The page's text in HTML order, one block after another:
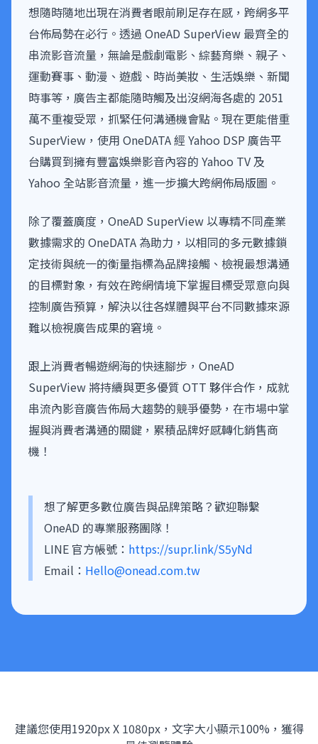
想隨時隨地出現在消費者眼前刷足存在感，跨網多平
台佈局勢在必行。透過 OneAD SuperView 最齊全的
串流影音流量，無論是戲劇電影、綜藝育樂、親子、
運動賽事、動漫、遊戲、時尚美妝、生活娛樂、新聞
時事等，廣告主都能隨時觸及出沒網海各處的 2051
萬不重複受眾，抓緊任何溝通機會點。現在更能借重
SuperView，使用 OneDATA 經 Yahoo DSP 廣告平
台購買到擁有豐富娛樂影音內容的 Yahoo TV 及
Yahoo 全站影音流量，進一步擴大跨網佈局版圖。
除了覆蓋廣度，OneAD SuperView 以專精不同產業
數據需求的 OneDATA 為助力，以相同的多元數據鎖
定技術與統一的衡量指標為品牌接觸、檢視最想溝通
的目標對象，有效在跨網情境下掌握目標受眾意向與
控制廣告預算，解決以往各媒體與平台不同數據來源
難以檢視廣告成果的窘境。
跟上消費者暢遊網海的快速腳步，OneAD
SuperView 將持續與更多優質 OTT 夥伴合作，成就
串流內影音廣告佈局大趨勢的競爭優勢，在市場中掌
握與消費者溝通的關鍵，累積品牌好感轉化銷售商
機！
想了解更多數位廣告與品牌策略？歡迎聯繫
OneAD 的專業服務團隊！
LINE 官方帳號： https://supr.link/S5yNd
Email： Hello@onead.com.tw
建議您使用1920px X 1080px，文字大小顯示100%，獲得